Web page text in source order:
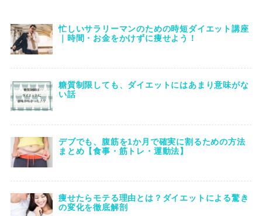
忙しいサラリーマンのための時短ダイエット講座
｜時間・お金をかけずに痩せよう！
糖質制限しても、ダイエットにはあまり意味がな
い話
デブでも、腹筋を1か月で確実に割るための方法
まとめ【食事・筋トレ・運動法】
痩せたらモテる理由とは？ダイエットによる驚き
の変化を徹底解剖